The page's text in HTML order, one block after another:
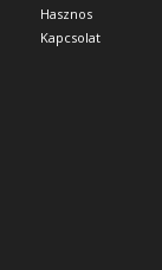
Hasznos
Kapcsolat